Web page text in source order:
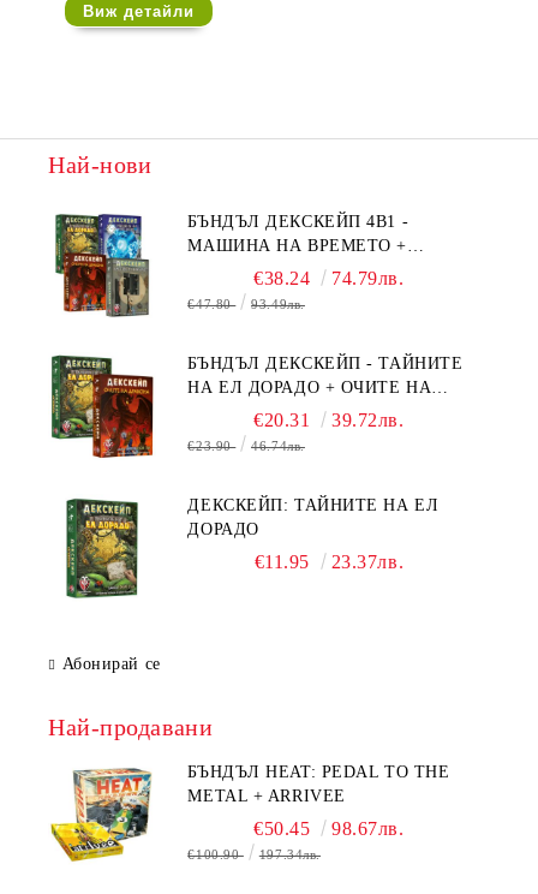
Виж детайли
Най-нови
БЪНДЪЛ ДЕКСКЕЙП 4В1 -
МАШИНА НА ВРЕМЕТО +
БЯГСТВО ОТ АЛКАТРАЗ +
ТАЙНИТЕ НА ЕЛ ДОРАДО +
€38.24 74.79лв.
€47.80 93.49лв.
БЪНДЪЛ ДЕКСКЕЙП - ТАЙНИТЕ
НА ЕЛ ДОРАДО + ОЧИТЕ НА
ДРАКОНА€20.31 39.72лв.
€23.90 46.74лв.
ДЕКСКЕЙП: ТАЙНИТЕ НА ЕЛ
ДОРАДО
€11.95 23.37лв.
Абонирай се
Най-продавани
БЪНДЪЛ HEAT: PEDAL TO THE
METAL + ARRIVEE
€50.45 98.67лв.
€100.90 197.34лв.